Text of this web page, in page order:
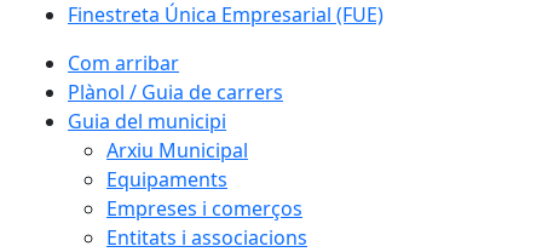
Finestreta Única Empresarial (FUE)
Com arribar
Plànol / Guia de carrers
Guia del municipi
Arxiu Municipal
Equipaments
Empreses i comerços
Entitats i associacions